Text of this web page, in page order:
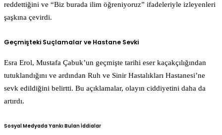
reddettiğini ve “Biz burada ilim öğreniyoruz” ifadeleriyle izleyenleri
şaşkına çevirdi.
Geçmişteki Suçlamalar ve Hastane Sevki
Esra Erol, Mustafa Çabuk’un geçmişte tarihi eser kaçakçılığından
tutuklandığını ve ardından Ruh ve Sinir Hastalıkları Hastanesi’ne
sevk edildiğini belirtti. Bu açıklamalar, olayın ciddiyetini daha da
artırdı.
Sosyal Medyada Yankı Bulan İddialar